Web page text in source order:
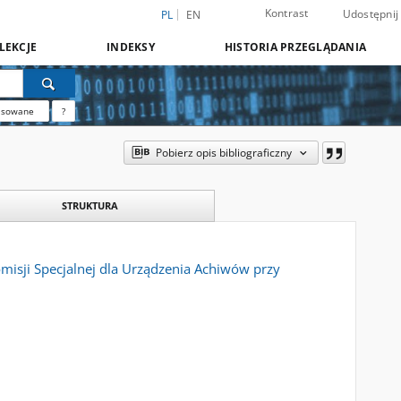
PL EN Kontrast Udostępnij
INDEKSY HISTORIA PRZEGLĄDANIA
?
Pobierz opis bibliograficzny
STRUKTURA
Specjalnej dla Urządzenia Achiwów przy